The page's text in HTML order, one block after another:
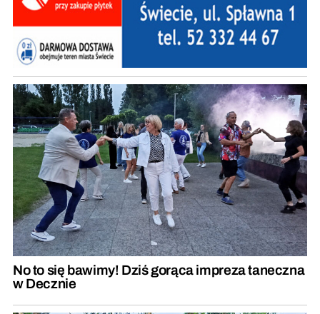
No to się bawimy! Dziś gorąca impreza taneczna
w Decznie